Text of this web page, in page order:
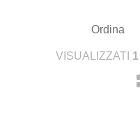
Ordina
VISUALIZZATI 1